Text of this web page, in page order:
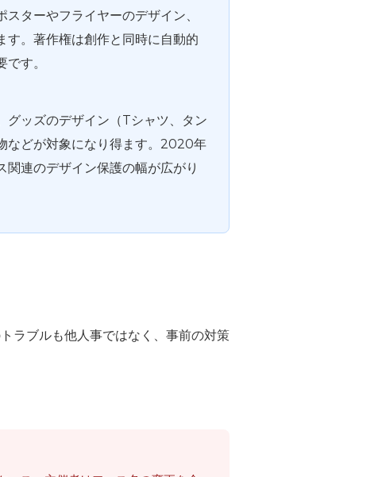
ターやフライヤーのデザイン、
す。著作権は創作と同時に自動的
す。
グッズのデザイン（Tシャツ、タン
などが対象になり得ます。2020年
連のデザイン保護の幅が広がり
ラブルも他人事ではなく、事前の対策